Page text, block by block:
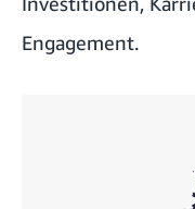
Engagement.